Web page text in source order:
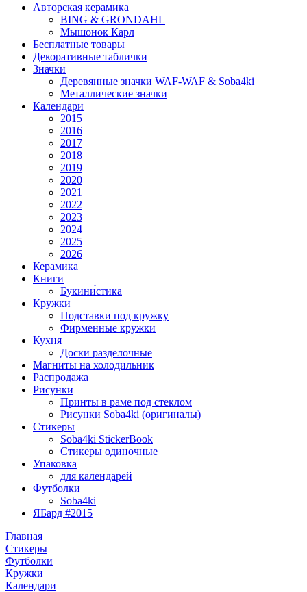
Авторская керамика
BING & GRONDAHL
Мышонок Карл
Бесплатные товары
Декоративные таблички
Значки
Деревянные значки WAF-WAF & Soba4ki
Металлические значки
Календари
2015
2016
2017
2018
2019
2020
2021
2022
2023
2024
2025
2026
Керамика
Книги
Букини́стика
Кружки
Подставки под кружку
Фирменные кружки
Кухня
Доски разделочные
Магниты на холодильник
Распродажа
Рисунки
Принты в раме под стеклом
Рисунки Soba4ki (оригиналы)
Стикеры
Soba4ki StickerBook
Стикеры одиночные
Упаковка
для календарей
Футболки
Soba4ki
ЯБард #2015
Главная
Стикеры
Футболки
Кружки
Календари